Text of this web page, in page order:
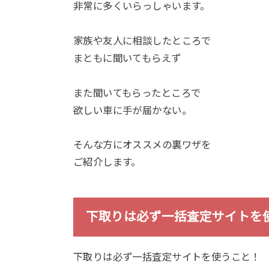
非常に多くいらっしゃいます。
家族や友人に相談したところで
まともに聞いてもらえず
また聞いてもらったところで
欲しい車に手が届かない。
そんな方にオススメの裏ワザを
ご紹介します。
下取りは必ず一括査定サイトを
下取りは必ず一括査定サイトを使うこと！